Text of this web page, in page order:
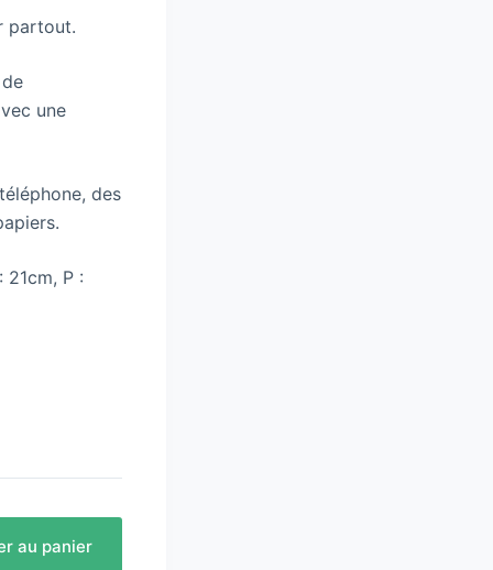
partout.
une
des
21cm, P :
au panier